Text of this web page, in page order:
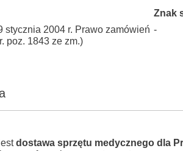
stycznia 2004 r. Prawo zamówień
poz. 1843 ze zm.)
Znak
-
dostawa sprzętu medycznego dla